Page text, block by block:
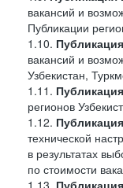
вакансий и
Публикации
1.10.
вакансий и
Узбекистан,
1.11.
регионов
1.12.
технической
в результатах
по стоимости
1.13.